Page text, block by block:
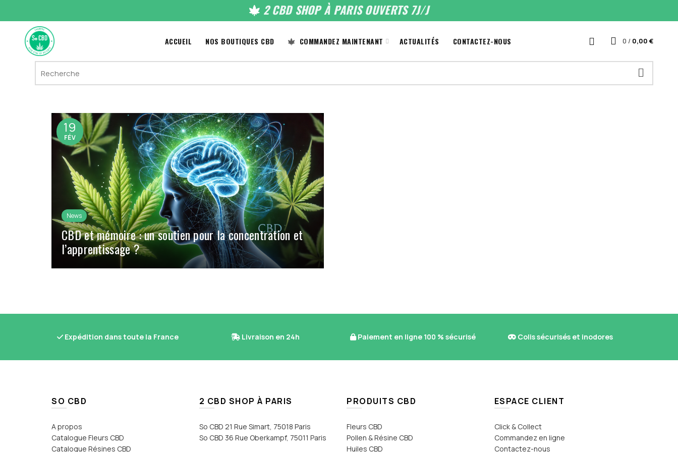
2 CBD SHOP À PARIS OUVERTS 7J/J
ACCUEIL NOS BOUTIQUES CBD COMMANDEZ MAINTENANT ACTUALITÉS CONTACTEZ-NOUS 0 / 0,00 €
for:
19
FÉV
News
CBD et mémoire : un soutien pour la concentration et
l’apprentissage ?
Expédition dans toute la France Livraison en 24h Paiement en ligne 100 % sécurisé Colis sécurisés et inodores
SO CBD
A propos
Catalogue Fleurs CBD
Catalogue Résines CBD
2 CBD SHOP À PARIS
So CBD 21 Rue Simart, 75018 Paris
So CBD 36 Rue Oberkampf, 75011 Paris
PRODUITS CBD
Fleurs CBD
Pollen & Résine CBD
Huiles CBD
ESPACE CLIENT
Click & Collect
Commandez en ligne
Contactez-nous